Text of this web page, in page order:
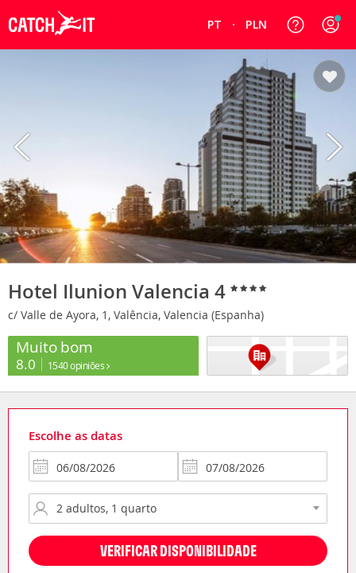
PT PLN
Hotel Ilunion Valencia 4
c/ Valle de Ayora, 1, Valência, Valencia (Espanha)
Muito bom
8.0 1540 opiniões
Escolhe as datas
VERIFICAR DISPONIBILIDADE